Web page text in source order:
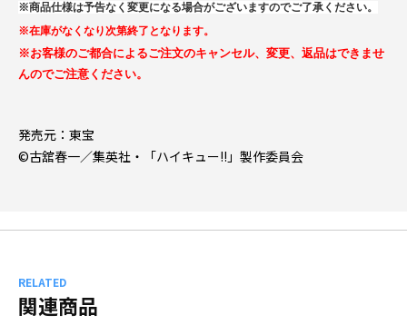
※商品仕様は予告なく変更になる場合がございますのでご了承ください。
※在庫がなくなり次第終了となります。
※お客様のご都合によるご注文のキャンセル、変更、返品はできませ
んのでご注意ください。
発売元：東宝
©古舘春一／集英社・「ハイキュー!!」製作委員会
RELATED
関連商品